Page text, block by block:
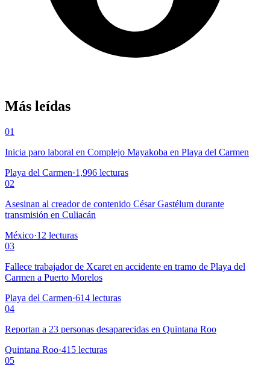
Más leídas
01
Inicia paro laboral en Complejo Mayakoba en Playa del Carmen
Playa del Carmen·1,996 lecturas
02
Asesinan al creador de contenido César Gastélum durante
transmisión en Culiacán
México·12 lecturas
03
Fallece trabajador de Xcaret en accidente en tramo de Playa del
Carmen a Puerto Morelos
Playa del Carmen·614 lecturas
04
Reportan a 23 personas desaparecidas en Quintana Roo
Quintana Roo·415 lecturas
05